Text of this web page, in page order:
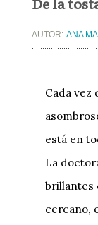
AUTOR: ANA
Cada vez
está en
La
brillantes
cercano,